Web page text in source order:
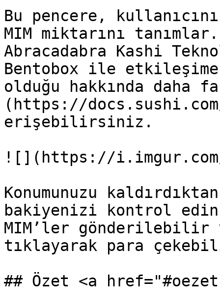
Bu pencere,
MIM miktarını
Abracadabra Kashi
Bentobox ile
olduğu hakkında daha
(https://
erişebilirsiniz.
![](https://i.imgur.com/
Konumunuzu
bakiyenizi kontrol
MIM’ler gönderilebilir
tıklayarak para
## Özet <a